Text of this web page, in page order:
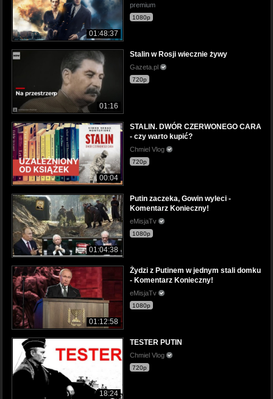
01:48:37
premium
1080p
01:16
Stalin w Rosji wiecznie żywy
Gazeta.pl
720p
00:04
STALIN. DWÓR CZERWONEGO CARA
- czy warto kupić?
Chmiel Vlog
720p
01:04:38
Putin zaczeka, Gowin wyleci -
Komentarz Konieczny!
eMisjaTv
1080p
01:12:58
Żydzi z Putinem w jednym stali domku
- Komentarz Konieczny!
eMisjaTv
1080p
18:24
TESTER PUTIN
Chmiel Vlog
720p